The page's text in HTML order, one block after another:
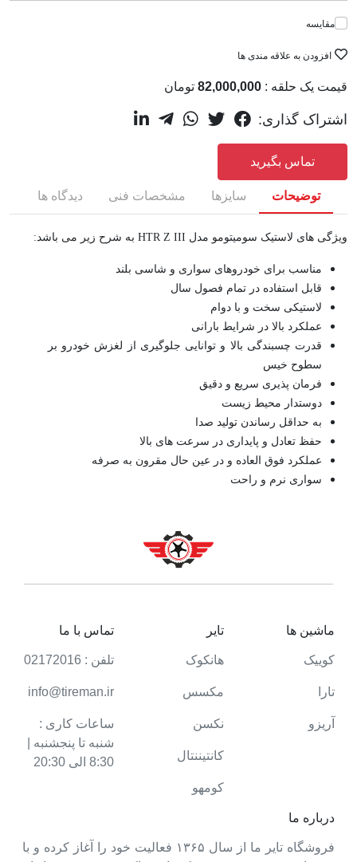
مقایسه
افزودن به علاقه مندی ها
قیمت یک حلقه : 82,000,000 تومان
اشتراک گذاری:
تماس بگیرید
توضیحات سایزها مشخصات فنی دیدگاه ها
ویژگی های لاستیک سومیتومو مدل HTR Z III به شرح زیر می باشد:
مناسب برای خودروهای سواری و شاسی بلند
قابل استفاده در تمام فصول سال
لاستیکی سخت و با دوام
عملکرد بالا در شرایط بارانی
قدرت چسبندگی بالا و توانایی جلوگیری از لغزش خودرو بر
سطوح خیس
فرمان پذیری سریع و دقیق
دوستدار محیط زیست
به حداقل رساندن تولید صدا
حفظ تعادل و پایداری در سرعت های بالا
عملکرد فوق العاده و در عین حال مقرون به صرفه
سواری نرم و راحت
درباره ما
فروشگاه تایر ما از سال ۱۳۶۵ فعالیت خود را آغاز کرده و با
ماشین ها
کوییک
تارا
آریزو
تایر
هانکوک
مکسس
نکسن
کانتیننتال
کومهو
تماس با ما
تلفن : 02172016
info@tireman.ir
ساعات کاری :
شنبه تا پنجشنبه |
8:30 الی 20:30